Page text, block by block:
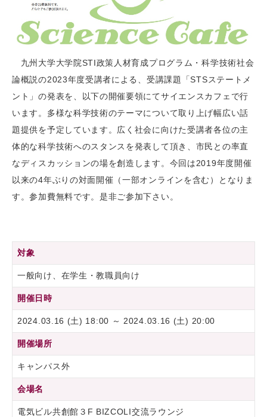
九州大学大学院STI政策人材育成プログラム・科学技術社会
論概説の2023年度受講者による、受講課題「STSステートメ
ント」の発表を、以下の開催要領にてサイエンスカフェで行
います。多様な科学技術のテーマについて取り上げ幅広い話
題提供を予定しています。広く社会に向けた受講者各位の主
体的な科学技術へのスタンスを発表して頂き、市民との率直
なディスカッションの場を創造します。今回は2019年度開催
以来の4年ぶりの対面開催（一部オンラインを含む）となりま
す。参加費無料です。是非ご参加下さい。
対象
一般向け、在学生・教職員向け
開催日時
2024.03.16 (土) 18:00 ～ 2024.03.16 (土) 20:00
開催場所
キャンパス外
会場名
電気ビル共創館３F BIZCOLI交流ラウンジ